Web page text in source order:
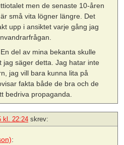
men de senaste 10-åren
små vita lögner längre. Det
upp i ansiktet varje gång jag
del av mina bekanta skulle
jag säger detta. Jag hatar inte
jag vill bara kunna lita på
fakta både de bra och de
bedriva propaganda.
kl. 22:24 skrev:
: